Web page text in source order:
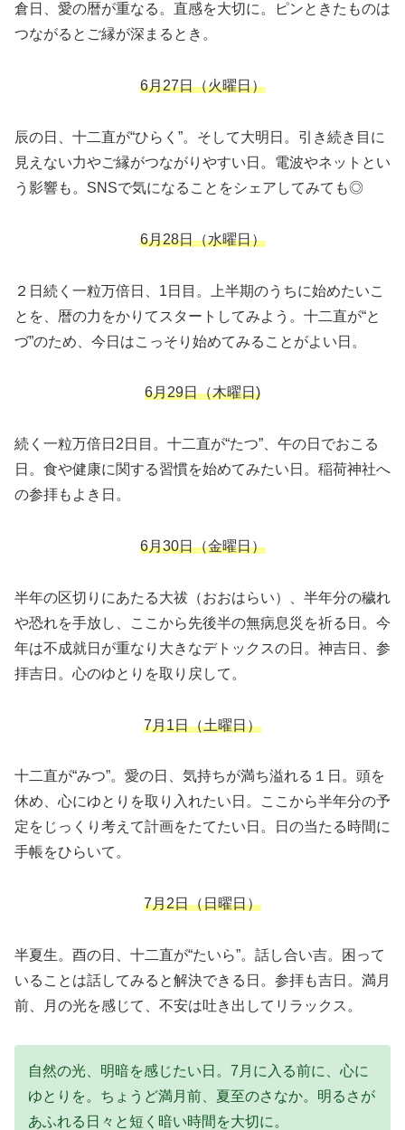
倉日、愛の暦が重なる。直感を大切に。ピンときたものは
つながるとご縁が深まるとき。
6月27日（火曜日）
辰の日、十二直が“ひらく”。そして大明日。引き続き目に
見えない力やご縁がつながりやすい日。電波やネットとい
う影響も。SNSで気になることをシェアしてみても◎
6月28日（水曜日）
２日続く一粒万倍日、1日目。上半期のうちに始めたいこ
とを、暦の力をかりてスタートしてみよう。十二直が“と
づ”のため、今日はこっそり始めてみることがよい日。
6月29日（木曜日)
続く一粒万倍日2日目。十二直が“たつ”、午の日でおこる
日。食や健康に関する習慣を始めてみたい日。稲荷神社へ
の参拝もよき日。
6月30日（金曜日）
半年の区切りにあたる大祓（おおはらい）、半年分の穢れ
や恐れを手放し、ここから先後半の無病息災を祈る日。今
年は不成就日が重なり大きなデトックスの日。神吉日、参
拝吉日。心のゆとりを取り戻して。
7月1日（土曜日）
十二直が“みつ”。愛の日、気持ちが満ち溢れる１日。頭を
休め、心にゆとりを取り入れたい日。ここから半年分の予
定をじっくり考えて計画をたてたい日。日の当たる時間に
手帳をひらいて。
7月2日（日曜日）
半夏生。酉の日、十二直が“たいら”。話し合い吉。困って
いることは話してみると解決できる日。参拝も吉日。満月
前、月の光を感じて、不安は吐き出してリラックス。
自然の光、明暗を感じたい日。7月に入る前に、心に
ゆとりを。ちょうど満月前、夏至のさなか。明るさが
あふれる日々と短く暗い時間を大切に。